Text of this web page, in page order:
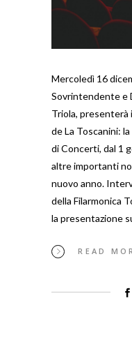
Mercoledì 16
Sovrintendente
Triola,
de La Toscanini:
di Concerti, dal 1
altre importanti
nuovo anno.
della Filarmonica
la presentazione
READ